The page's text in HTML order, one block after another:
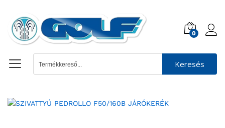
0
Keresés